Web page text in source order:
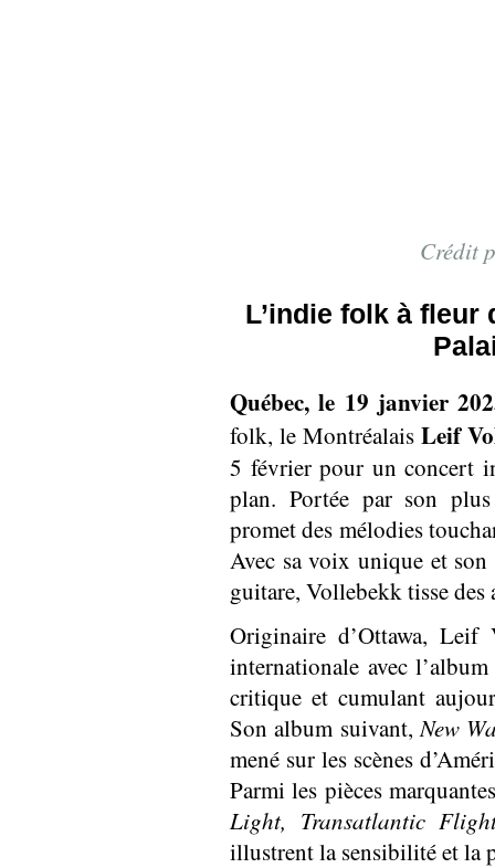
Crédit
L’indie folk à fleur
Québec, le 19 janvier
folk, le Montréalais Leif
5 février pour un concert
plan. Portée par son
promet des mélodies
Avec sa voix unique et
guitare, Vollebekk tisse des
Originaire d’Ottawa, Leif
internationale avec
critique et cumulant
Son album suivant,New
mené sur les scènes
Parmi les pièces
Light, Transatlantic
illustrent la sensibilité et la